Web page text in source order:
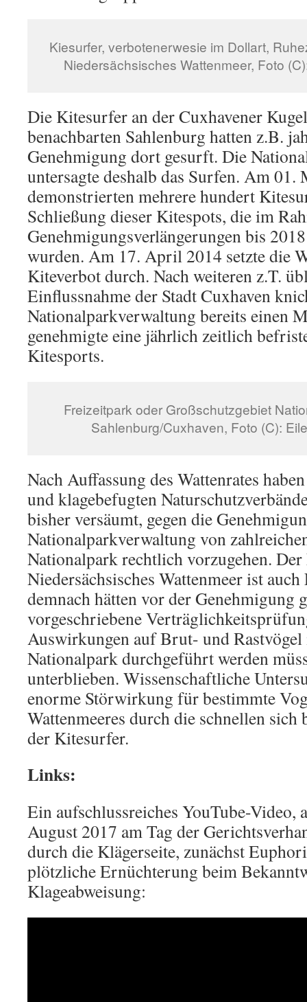
Kiesurfer, verbotenerwesie im Dollart,
Niedersächsisches Wattenmeer, Foto
Die Kitesurfer an der Cuxhavener
benachbarten Sahlenburg hatten z.B.
Genehmigung dort gesurft. Die
untersagte deshalb das Surfen. Am 01.
demonstrierten mehrere hundert
Schließung dieser Kitespots, die im
Genehmigungsverlängerungen bis
wurden. Am 17. April 2014 setzte die
Kiteverbot durch. Nach weiteren z.T.
Einflussnahme der Stadt Cuxhaven
Nationalparkverwaltung bereits einen
genehmigte eine jährlich zeitlich
Kitesports.
Freizeitpark oder Großschutzgebiet
Sahlenburg/Cuxhaven, Foto (C):
Nach Auffassung des Wattenrates
und klagebefugten
bisher versäumt, gegen die
Nationalparkverwaltung von
Nationalpark rechtlich vorzugehen.
Niedersächsisches Wattenmeer ist
demnach hätten vor der Genehmigung
vorgeschriebene
Auswirkungen auf Brut- und
Nationalpark durchgeführt werden
unterblieben. Wissenschaftliche
enorme Störwirkung für bestimmte
Wattenmeeres durch die schnellen sich
der Kitesurfer.
Links:
Ein aufschlussreiches YouTube-Video,
August 2017 am Tag der
durch die Klägerseite, zunächst
plötzliche Ernüchterung beim
Klageabweisung: